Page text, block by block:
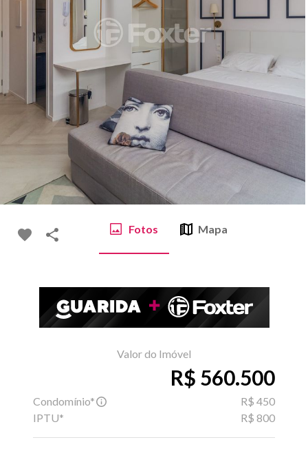
Fotos Mapa
Valor do Imóvel
R$ 560.500
Condomínio*
R$ 450
IPTU*
R$ 800